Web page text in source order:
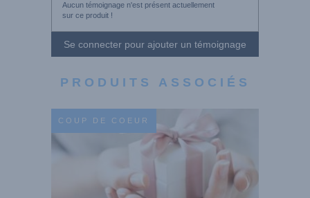
Aucun témoignage n'est présent actuellement
sur ce produit !
Se connecter pour ajouter un témoignage
PRODUITS ASSOCIÉS
COUP DE COEUR